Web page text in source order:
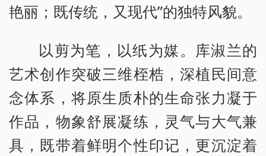
艳丽；既传统，又现代”的独特风貌。
以剪为笔，以纸为媒。库淑兰的
艺术创作突破三维桎梏，深植民间意
念体系，将原生质朴的生命张力凝于
作品，物象舒展凝练，灵气与大气兼
具，既带着鲜明个性印记，更沉淀着